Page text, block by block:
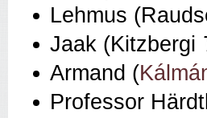
Lehmus
Jaak (Kitzbergi
Armand (
Professor